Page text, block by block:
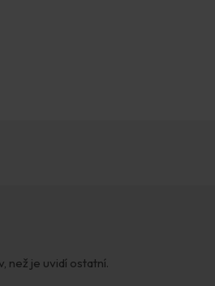
než je uvidí ostatní.